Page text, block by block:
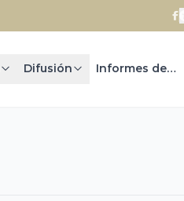
Difusión Informes de Gobierno